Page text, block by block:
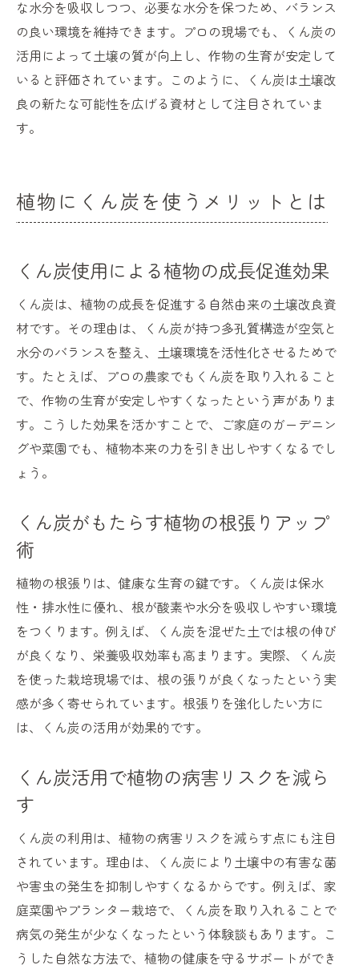
な水分を吸収しつつ、必要な水分を保つため、バランス
の良い環境を維持できます。プロの現場でも、くん炭の
活用によって土壌の質が向上し、作物の生育が安定して
いると評価されています。このように、くん炭は土壌改
良の新たな可能性を広げる資材として注目されていま
す。
植物にくん炭を使うメリットとは
くん炭使用による植物の成長促進効果
くん炭は、植物の成長を促進する自然由来の土壌改良資
材です。その理由は、くん炭が持つ多孔質構造が空気と
水分のバランスを整え、土壌環境を活性化させるためで
す。たとえば、プロの農家でもくん炭を取り入れること
で、作物の生育が安定しやすくなったという声がありま
す。こうした効果を活かすことで、ご家庭のガーデニン
グや菜園でも、植物本来の力を引き出しやすくなるでし
ょう。
くん炭がもたらす植物の根張りアップ
術
植物の根張りは、健康な生育の鍵です。くん炭は保水
性・排水性に優れ、根が酸素や水分を吸収しやすい環境
をつくります。例えば、くん炭を混ぜた土では根の伸び
が良くなり、栄養吸収効率も高まります。実際、くん炭
を使った栽培現場では、根の張りが良くなったという実
感が多く寄せられています。根張りを強化したい方に
は、くん炭の活用が効果的です。
くん炭活用で植物の病害リスクを減ら
す
くん炭の利用は、植物の病害リスクを減らす点にも注目
されています。理由は、くん炭により土壌中の有害な菌
や害虫の発生を抑制しやすくなるからです。例えば、家
庭菜園やプランター栽培で、くん炭を取り入れることで
病気の発生が少なくなったという体験談もあります。こ
うした自然な方法で、植物の健康を守るサポートができ